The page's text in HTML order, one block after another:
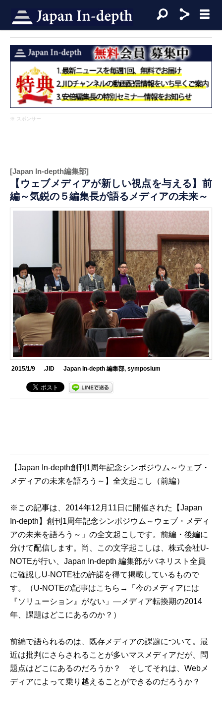
※ スポンサー
[Japan In-depth編集部]
【ウェブメディアが新しい視点を与える】前
編～気鋭の５編集長が語るメディアの未来～
2015/1/9 .JID Japan In-depth 編集部, symposium
【Japan In-depth創刊1周年記念シンポジウム～ウェブ・
メディアの未来を語ろう～】全文起こし（前編）
※この記事は、2014年12月11日に開催された【Japan
In-depth】創刊1周年記念シンポジウム～ウェブ・メディ
アの未来を語ろう～」の全文起こしです。前編・後編に
分けて配信します。尚、この文字起こしは、株式会社U-
NOTEが行い、Japan In-depth 編集部がパネリスト全員
に確認しU-NOTE社の許諾を得て掲載しているもので
す。（U-NOTEの記事はこちら→「今のメディアには
『ソリューション』がない」―メディア転換期の2014
年、課題はどこにあるのか？）
前編で語られるのは、既存メディアの課題について。最
近は批判にさらされることが多いマスメディアだが、問
題点はどこにあるのだろうか？ そしてそれは、Webメ
ディアによって乗り越えることができるのだろうか？